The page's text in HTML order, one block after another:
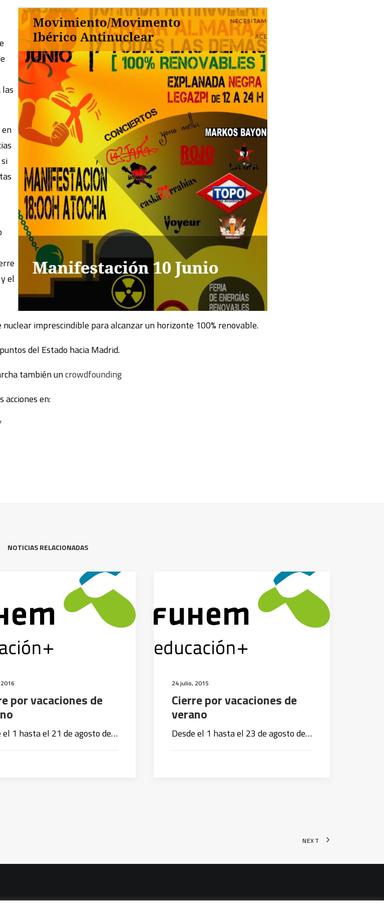
el
imprescindible para alcanzar un horizonte 100% renovable.
del Estado hacia Madrid.
también uncrowdfounding
acciones en:
NOTICIAS RELACIONADAS
por vacaciones de
el 1 hasta el 21 de agosto de…
24 julio, 2015
Cierre por vacaciones de
verano
Desde el 1 hasta el 23 de agosto de…
NEXT
|Condiciones legales de venta